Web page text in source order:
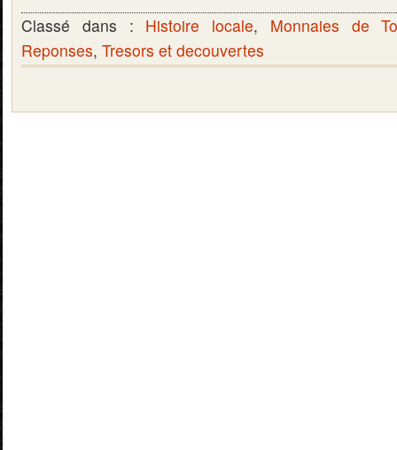
Classé dans : Histoire locale, Monnaies de
Reponses, Tresors et decouvertes